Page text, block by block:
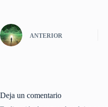
ANTERIOR
Deja un comentario